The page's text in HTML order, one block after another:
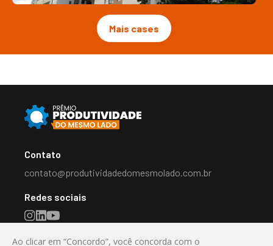
Mais cases
Contato
contato@produtividadedomesmolado.com.br
Redes sociais
Destaque
Ao clicar em “Concordo”, você concorda com o